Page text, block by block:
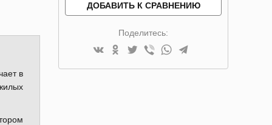
в
ДОБАВИТЬ К СРАВНЕНИЮ
Поделитесь: